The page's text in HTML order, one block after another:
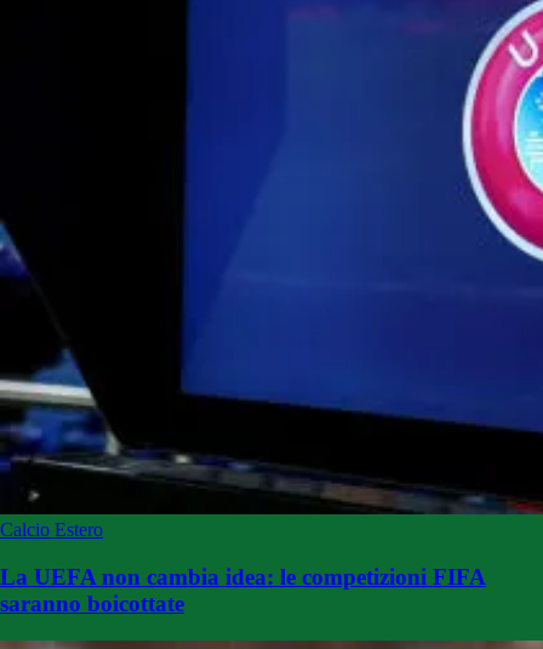
Calcio Estero
La UEFA non cambia idea: le competizioni FIFA
saranno boicottate